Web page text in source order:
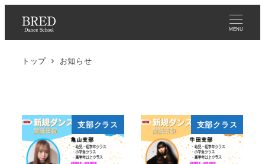
MENU
トップ お知らせ
支部クラス 支部クラス